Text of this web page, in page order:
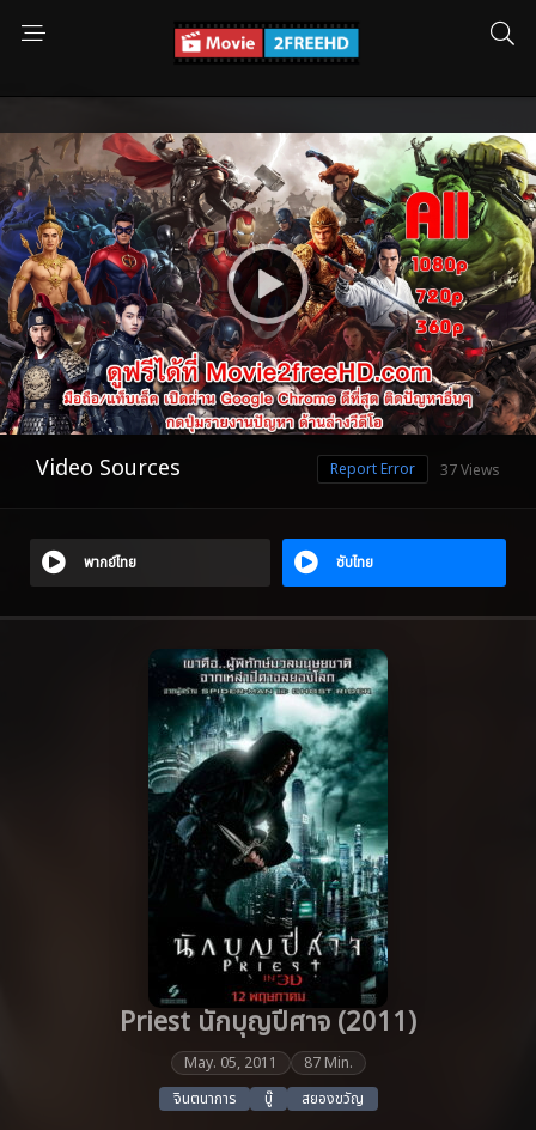
Video Sources 37 Views
Report Error
พากย์ไทย ซับไทย
Priest นักบุญปีศาจ (2011)
May. 05, 2011
87 Min.
จินตนาการ
บู๊ สยองขวัญ